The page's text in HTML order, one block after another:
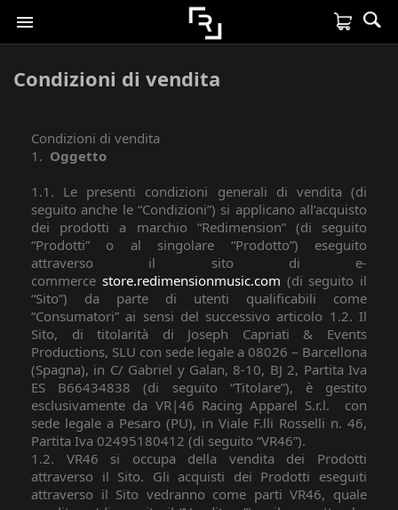

Condizioni di vendita
Condizioni di vendita
1. Oggetto
1.1. Le presenti condizioni generali di vendita (di
seguito anche le “Condizioni”) si applicano all’acquisto
dei prodotti a marchio “Redimension” (di seguito
“Prodotti” o al singolare “Prodotto”) eseguito
attraverso il sito di e-
commerce store.redimensionmusic.com (di seguito il
“Sito”) da parte di utenti qualificabili come
“Consumatori” ai sensi del successivo articolo 1.2. Il
Sito, di titolarità di Joseph Capriati & Events
Productions, SLU con sede legale a 08026 – Barcellona
(Spagna), in C/ Gabriel y Galan, 8-10, BJ 2, Partita Iva
ES B66434838 (di seguito “Titolare”), è gestito
esclusivamente da VR|46 Racing Apparel S.r.l.
con
sede legale a Pesaro (PU), in Viale F.lli Rosselli n. 46,
Partita Iva 02495180412 (di seguito “VR46”).
1.2. VR46 si occupa della vendita dei Prodotti
attraverso il Sito. Gli acquisti dei Prodotti eseguiti
attraverso il Sito vedranno come parti VR46, quale